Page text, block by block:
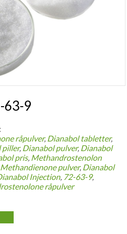
63-9
råpulver, Dianabol tabletter,
piller, Dianabol pulver, Dianabol
pris, Methandrostenolon
Methandienone pulver, Dianabol
Injection, 72-63-9,
råpulver